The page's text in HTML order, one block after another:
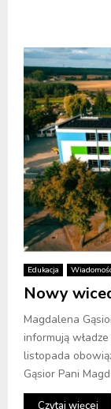
Edukacja
Nowy
Magdalena
informują
listopada
Gąsior Pani
Czytaj więcej